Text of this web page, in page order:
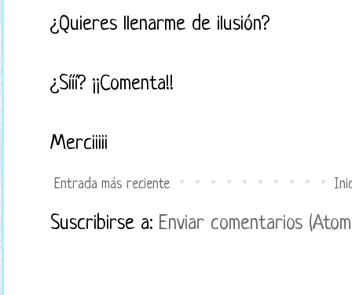
¿Quieres llenarme de ilusión?
¿Sííí? ¡¡Comenta!!
Merciiiii
Entrada más reciente
Suscribirse a: Enviar comentarios